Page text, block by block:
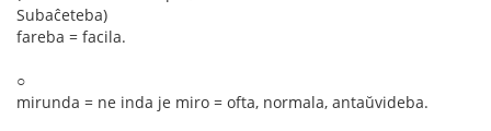
Subaĉeteba)
fareba = facila.
○
mirunda = ne inda je miro = ofta, normala, antaŭvideba.